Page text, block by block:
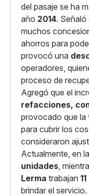
del pasaje se ha
año 2014. Señaló
muchos
ahorros para
provocó una
operadores,
proceso de
Agregó que el
refacciones,
provocado que la
para cubrir los
consideraron
Actualmente, en
unidades,
Lerma trabajan
brindar el servicio.